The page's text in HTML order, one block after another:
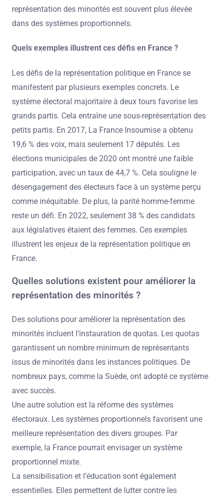
représentation des minorités est souvent plus élevée
dans des systèmes proportionnels.
Quels exemples illustrent ces défis en France ?
Les défis de la représentation politique en France se
manifestent par plusieurs exemples concrets. Le
système électoral majoritaire à deux tours favorise les
grands partis. Cela entraîne une sous-représentation des
petits partis. En 2017, La France Insoumise a obtenu
19,6 % des voix, mais seulement 17 députés. Les
élections municipales de 2020 ont montré une faible
participation, avec un taux de 44,7 %. Cela souligne le
désengagement des électeurs face à un système perçu
comme inéquitable. De plus, la parité homme-femme
reste un défi. En 2022, seulement 38 % des candidats
aux législatives étaient des femmes. Ces exemples
illustrent les enjeux de la représentation politique en
France.
Quelles solutions existent pour améliorer la
représentation des minorités ?
Des solutions pour améliorer la représentation des
minorités incluent l’instauration de quotas. Les quotas
garantissent un nombre minimum de représentants
issus de minorités dans les instances politiques. De
nombreux pays, comme la Suède, ont adopté ce système
avec succès.
Une autre solution est la réforme des systèmes
électoraux. Les systèmes proportionnels favorisent une
meilleure représentation des divers groupes. Par
exemple, la France pourrait envisager un système
proportionnel mixte.
La sensibilisation et l’éducation sont également
essentielles. Elles permettent de lutter contre les